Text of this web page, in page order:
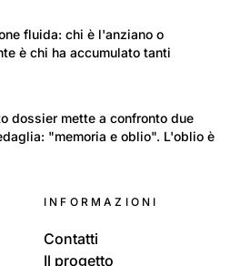
quotidiana
italiana
fluida: chi è l'anziano o
è chi ha accumulato tanti
dossier mette a confronto due
"memoria e oblio". L'oblio è
INFORMAZIONI
Contatti
Il progetto